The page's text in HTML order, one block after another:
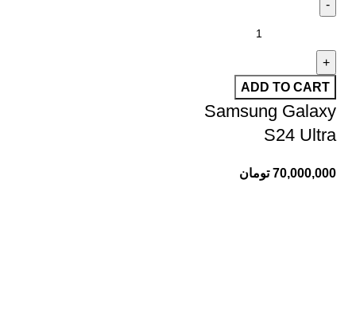
ADD TO CART
Samsung Galaxy
S24 Ultra
70,000,000 تومان